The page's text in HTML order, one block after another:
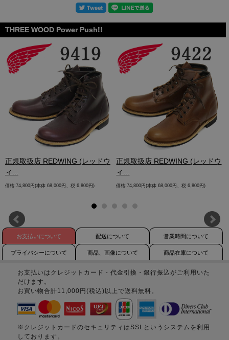
THREE WOOD Power Push!!
正規取扱店 REDWING (レッドウ
ィ...
価格:74,800円(本体 68,000円、税 6,800円)
正規取扱店 REDWING (レッドウ
ィ...
価格:74,800円(本体 68,000円、税 6,800円)
お支払いについて 配送について 営業時間について
プライバシーについて 商品、画像について 商品在庫について
お支払いはクレジットカード・代金引換・銀行振込がご利用いた
だけます。
お買い物合計11,000円(税込)以上で送料無料。
※クレジットカードのセキュリティはSSLというシステムを利用
しております。